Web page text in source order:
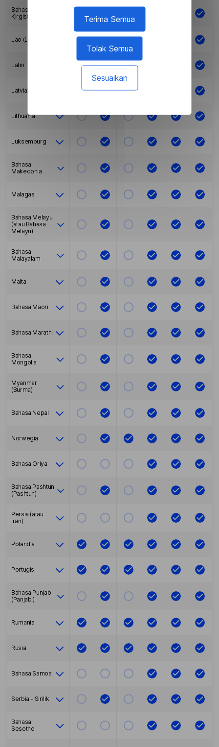
Terima Semua
Tolak Semua
Sesuaikan
Bahasa
Kirgistan
Lao (Laos)
Latin
Latvia
Lithuania
Luksemburg
Bahasa
Makedonia
Malagasi
Bahasa Melayu
(atau Bahasa
Melayu)
Bahasa
Malayalam
Malta
Bahasa Maori
Bahasa Marathi
Bahasa
Mongolia
Myanmar
(Burma)
Bahasa Nepal
Norwegia
Bahasa Oriya
Bahasa Pashtun
(Pashtun)
Persia (atau
Iran)
Polandia
Portugis
Bahasa Punjab
(Panjabi)
Rumania
Rusia
Bahasa Samoa
Serbia - Sirilik
Bahasa
Sesotho